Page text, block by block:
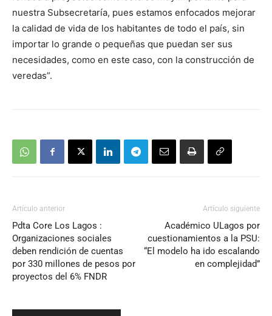
nuestra Subsecretaría, pues estamos enfocados mejorar
la calidad de vida de los habitantes de todo el país, sin
importar lo grande o pequeñas que puedan ser sus
necesidades, como en este caso, con la construcción de
veredas”.
Artículo anterior
Pdta Core Los Lagos :
Organizaciones sociales
deben rendición de cuentas
por 330 millones de pesos por
proyectos del 6% FNDR
Artículo siguiente
Académico ULagos por
cuestionamientos a la PSU:
“El modelo ha ido escalando
en complejidad”